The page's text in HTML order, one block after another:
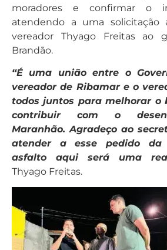
moradores e confirmar o
atendendo a uma solicitação
vereador Thyago Freitas ao
Brandão.
“É uma união entre o
vereador de Ribamar e o
todos juntos para melhorar o
contribuir com o
Maranhão. Agradeço ao
atender a esse pedido da
asfalto aqui será uma
Thyago Freitas.